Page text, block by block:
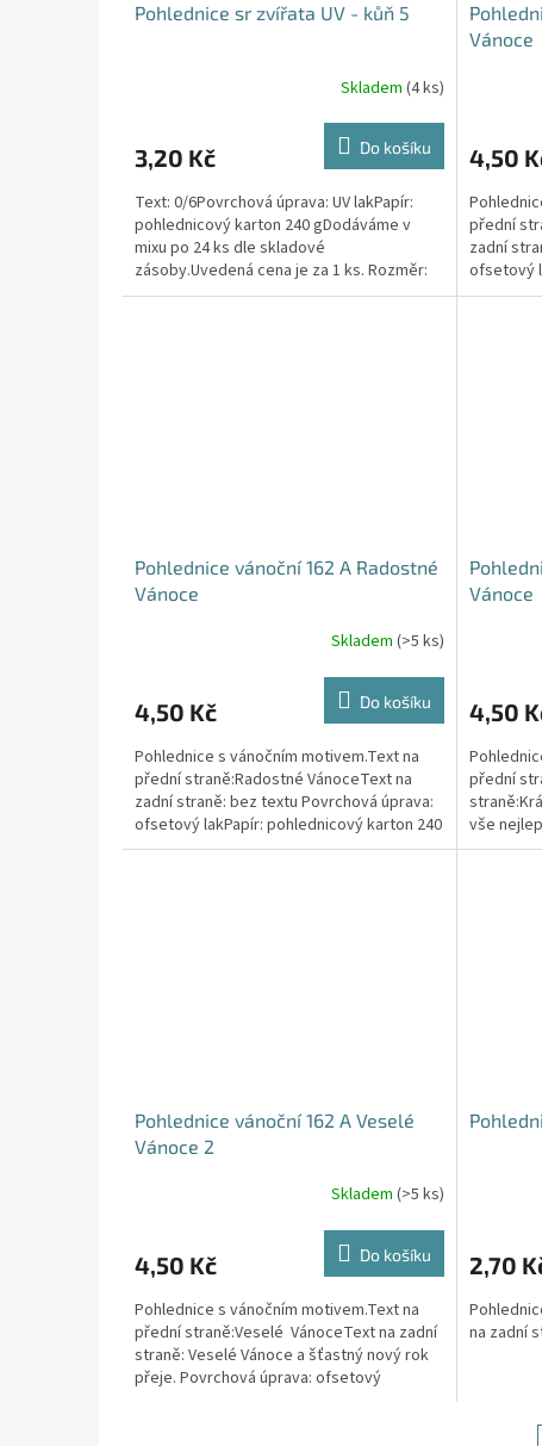
Pohlednice sr zvířata UV - kůň 5
Skladem (4 ks)
3,20 Kč Do košíku
Text: 0/6Povrchová úprava: UV lakPapír:
pohlednicový karton 240 gDodáváme v
mixu po 24 ks dle skladové
zásoby.Uvedená cena je za 1 ks. Rozměr:
148mm x 105mm x 1mm (Š x V x...
Vánoce
4,50
přední
zadní
ofsetový
g
Pohlednice vánoční 162 A Radostné
Vánoce
Skladem (>5 ks)
4,50 Kč Do košíku
Pohlednice s vánočním motivem.Text na
přední straně:Radostné VánoceText na
zadní straně: bez textu Povrchová úprava:
ofsetový lakPapír: pohlednicový karton 240
g
Vánoce
4,50
přední
vše
Pohlednice vánoční 162 A Veselé
Vánoce 2
Skladem (>5 ks)
4,50 Kč Do košíku
Pohlednice s vánočním motivem.Text na
přední straně:Veselé VánoceText na zadní
straně: Veselé Vánoce a šťastný nový rok
přeje. Povrchová úprava: ofsetový
2,70
na zadní